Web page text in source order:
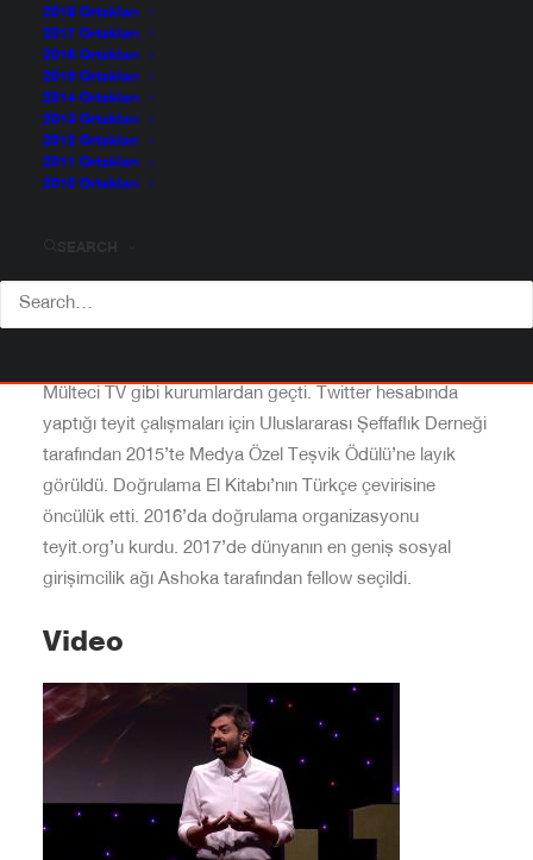
2018 Ortakları
2017 Ortakları
2016 Ortakları
2015 Ortakları
2014 Ortakları
2013 Ortakları
2012 Ortakları
2011 Ortakları
2010 Ortakları
1991’de Gelibolu’da doğdu, 2015’te Mülkiye’den mezun
oldu. 2009’da yerel bir gazetede başladığı gazetecilik
Mülteci TV gibi kurumlardan geçti. Twitter hesabında
yaptığı teyit çalışmaları için Uluslararası Şeffaflık Derneği
tarafından 2015’te Medya Özel Teşvik Ödülü’ne layık
görüldü. Doğrulama El Kitabı’nın Türkçe çevirisine
öncülük etti. 2016’da doğrulama organizasyonu
teyit.org’u kurdu. 2017’de dünyanın en geniş sosyal
girişimcilik ağı Ashoka tarafından fellow seçildi.
Video